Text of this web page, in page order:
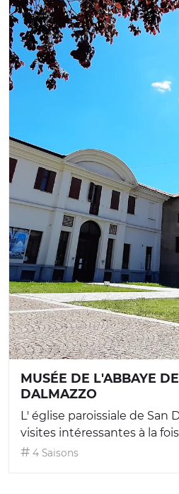
MUSÉE DE L'ABBAYE
DALMAZZO
L' église paroissiale de San
visites intéressantes à la fois
4 Saisons